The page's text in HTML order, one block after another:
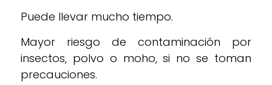
Puede llevar mucho tiempo.
Mayor riesgo de contaminación por
insectos, polvo o moho, si no se toman
precauciones.